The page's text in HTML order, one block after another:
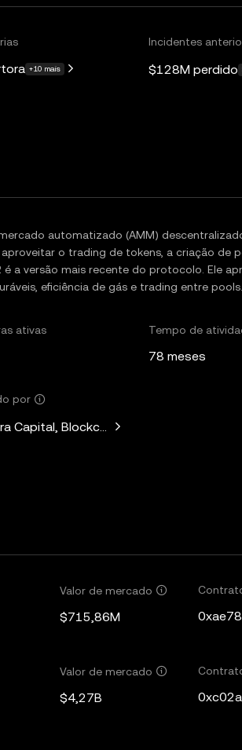
+10 mais
Incidentes
$128M perdido
automatizado (AMM)
o trading de tokens, a criação de
é a versão mais recente do protocolo. Ele
eficiência de gás e trading entre pools.
ativas Tempo de
78 meses
por
Capital, Blockchain Capital, LongHash
Valor de mercado
$715,86M
Valor de mercado
$4,27B